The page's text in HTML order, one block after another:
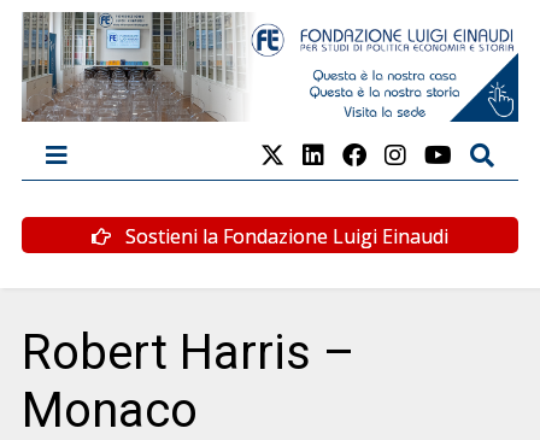
Sostieni la Fondazione Luigi Einaudi
Robert Harris –
Monaco